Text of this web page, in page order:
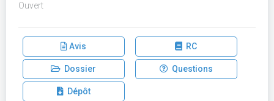
Ouvert
Avis RC
Dossier Questions
Dépôt